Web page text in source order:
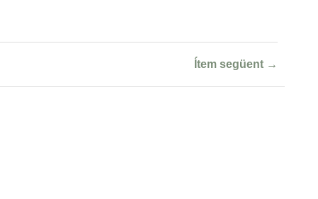
Ítem següent →